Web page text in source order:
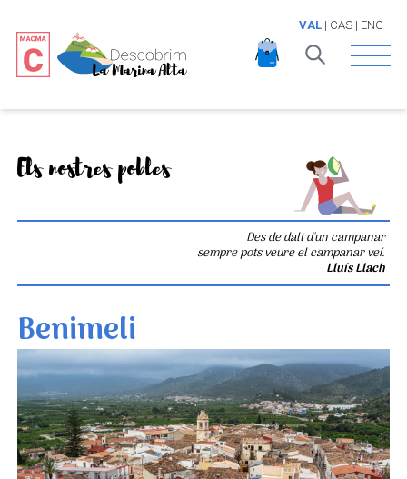
VAL| CAS| ENG
Open
Els nostres pobles
Des de dalt d'un campanar
sempre pots veure el campanar veí.
Lluís Llach
Benimeli